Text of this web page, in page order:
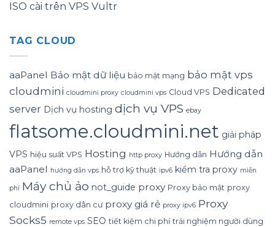
ISO cài trên VPS Vultr
TAG CLOUD
aaPanel Bảo mật dữ liệu bảo mật mạng bảo mật vps
cloudmini cloudmini proxy cloudmini vps Cloud VPS Dedicated
server Dịch vụ hosting dịch vụ VPS ebay
flatsome.cloudmini.net giải pháp
VPS hiệu suất VPS Hosting http proxy Hướng dẫn Hướng dẫn
aaPanel hướng dẫn vps hỗ trợ kỹ thuật ipv6 kiểm tra proxy miễn
phí Máy chủ ảo not_guide proxy Proxy bảo mật proxy
cloudmini proxy dân cư proxy giá rẻ proxy ipv6 Proxy
Socks5 remote vps SEO tiết kiệm chi phí trải nghiệm người dùng